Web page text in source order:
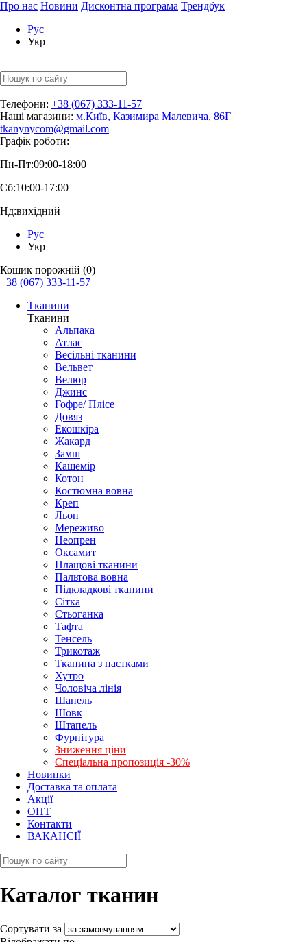
Про нас Новини Дисконтна програма Трендбук
Рус
Укр
Телефони: +38 (067) 333-11-57
Наші магазини: м.Київ, Казимира Малевича, 86Г
tkanynycom@gmail.com
Графік роботи:
Пн-Пт:09:00-18:00
Сб:10:00-17:00
Нд:вихідний
Рус
Укр
Кошик порожній (0)
+38 (067) 333-11-57
Тканини
Тканини
Альпака
Атлас
Весільні тканини
Вельвет
Велюр
Джинс
Гофре/ Плісе
Довяз
Екошкіра
Жакард
Замш
Кашемір
Котон
Костюмна вовна
Креп
Льон
Мереживо
Неопрен
Оксамит
Плащові тканини
Пальтова вовна
Підкладкові тканини
Сітка
Стьоганка
Тафта
Тенсель
Трикотаж
Тканина з паєтками
Хутро
Чоловіча лінія
Шанель
Шовк
Штапель
Фурнітура
Зниження ціни
Спеціальна пропозиція -30%
Новинки
Доставка та оплата
Акції
ОПТ
Контакти
ВАКАНСІЇ
Каталог тканин
Сортувати за